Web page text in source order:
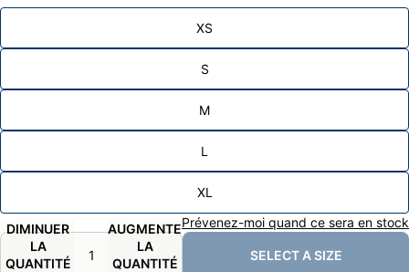
XS
S
M
L
XL
Prévenez-moi quand ce sera en stock
DIMINUER
LA
QUANTITÉ
AUGMENTER
LA
QUANTITÉ
SELECT A SIZE